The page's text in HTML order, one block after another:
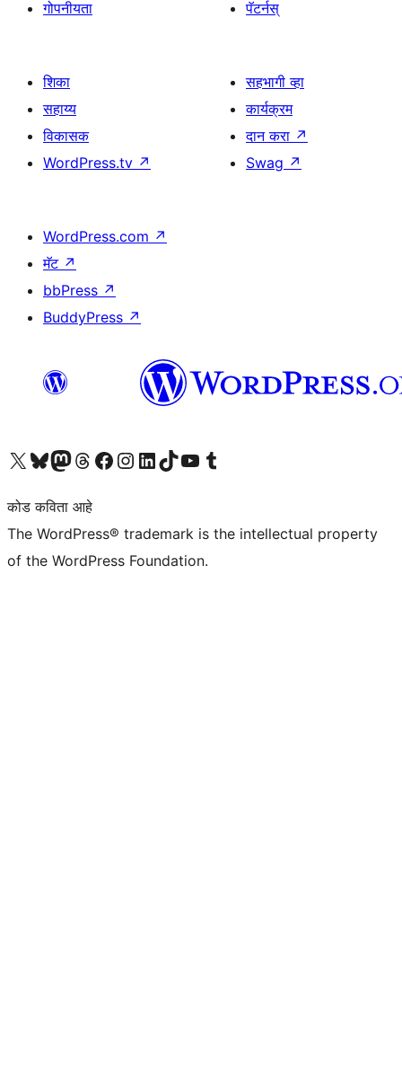
गोपनीयता
पॅटर्नस्
शिका
सहाय्य
विकासक
WordPress.tv ↗
सहभागी व्हा
कार्यक्रम
दान करा ↗
Swag ↗
WordPress.com ↗
मॅट ↗
bbPress ↗
BuddyPress ↗
आमच्या X (एक्स) (पूर्वीचे ट्विटर) खात्याला भेट द्या आमच्या ब्लूस्की खात्याला भेट द्या.आमच्या Mastodon खात्याला भेट द्या.आमच्या थ्रेड्स खात्याला भेट द्या. आमच्या फेसबुक पेजला भेट द्या आमच्या इंस्टाग्राम खात्याला भेट द्या आमच्या लिंक्डइन खात्याला भेट द्या आमच्या टिकटॉक अकाउंटला भेट द्या.आमच्या यूट्यूब चॅनेलला भेट द्या आमच्या टंबलर खात्याला भेट द्या.
कोड कविता आहे
The WordPress® trademark is the intellectual property
of the WordPress Foundation.